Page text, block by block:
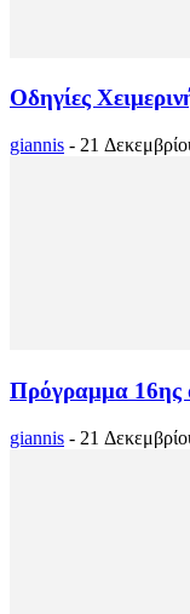
Οδηγίες
giannis - 21
Πρόγραμμα 16ης
giannis - 21